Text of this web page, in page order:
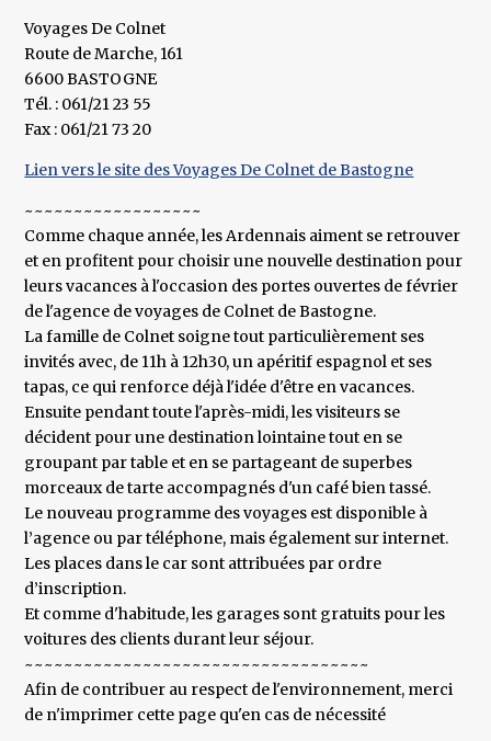
Voyages De Colnet
Route de Marche, 161
6600 BASTOGNE
Tél. : 061/21 23 55
Fax : 061/21 73 20
Lien vers le site des Voyages De Colnet de Bastogne
~~~~~~~~~~~~~~~~~~
Comme chaque année, les Ardennais aiment se retrouver
et en profitent pour choisir une nouvelle destination pour
leurs vacances à l'occasion des portes ouvertes de février
de l'agence de voyages de Colnet de Bastogne.
La famille de Colnet soigne tout particulièrement ses
invités avec, de 11h à 12h30, un apéritif espagnol et ses
tapas, ce qui renforce déjà l'idée d'être en vacances.
Ensuite pendant toute l'après-midi, les visiteurs se
décident pour une destination lointaine tout en se
groupant par table et en se partageant de superbes
morceaux de tarte accompagnés d'un café bien tassé.
Le nouveau programme des voyages est disponible à
l’agence ou par téléphone, mais également sur internet.
Les places dans le car sont attribuées par ordre
d’inscription.
Et comme d'habitude, les garages sont gratuits pour les
voitures des clients durant leur séjour.
~~~~~~~~~~~~~~~~~~~~~~~~~~~~~~~~~~~
Afin de contribuer au respect de l'environnement, merci
de n'imprimer cette page qu'en cas de nécessité